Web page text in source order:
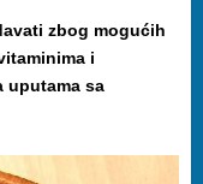
zbog mogućih
i
uputama sa